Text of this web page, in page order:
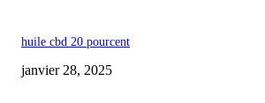
huile cbd 20 pourcent
janvier 28, 2025